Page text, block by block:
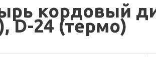
кордовый
D-24 (термо)